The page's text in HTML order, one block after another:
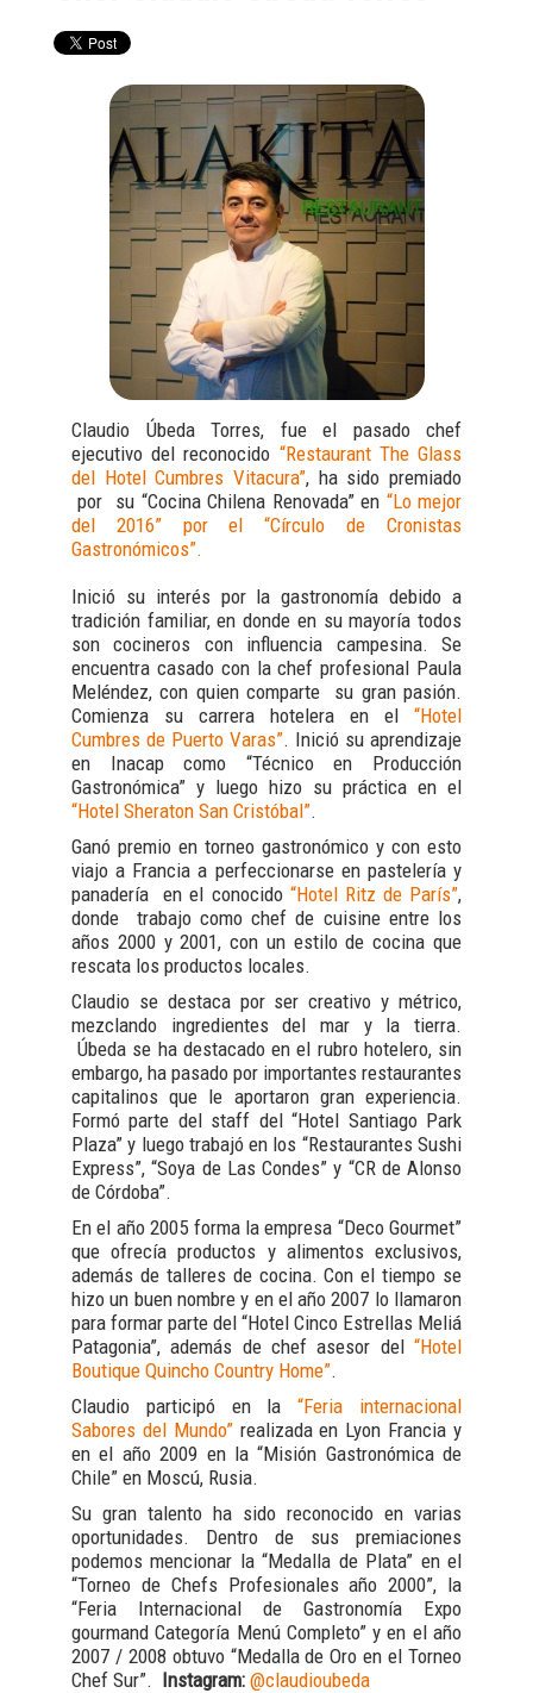
Claudio Úbeda Torres, fue el pasado chef
ejecutivo del reconocido “Restaurant The Glass
del Hotel Cumbres Vitacura”, ha sido premiado
por su “Cocina Chilena Renovada” en “Lo mejor
del 2016” por el “Círculo de Cronistas
Gastronómicos”.
Inició su interés por la gastronomía debido a
tradición familiar, en donde en su mayoría todos
son cocineros con influencia campesina. Se
encuentra casado con la chef profesional Paula
Meléndez, con quien comparte su gran pasión.
Comienza su carrera hotelera en el “Hotel
Cumbres de Puerto Varas”. Inició su aprendizaje
en Inacap como “Técnico en Producción
Gastronómica” y luego hizo su práctica en el
“Hotel Sheraton San Cristóbal”.
Ganó premio en torneo gastronómico y con esto
viajo a Francia a perfeccionarse en pastelería y
panadería en el conocido“Hotel Ritz de París”,
donde trabajo como chef de cuisine entre los
años 2000 y 2001, con un estilo de cocina que
rescata los productos locales.
Claudio se destaca por ser creativo y métrico,
mezclando ingredientes del mar y la tierra.
Úbeda se ha destacado en el rubro hotelero, sin
embargo, ha pasado por importantes restaurantes
capitalinos que le aportaron gran experiencia.
Formó parte del staff del “Hotel Santiago Park
Plaza” y luego trabajó en los “Restaurantes Sushi
Express”, “Soya de Las Condes” y “CR de Alonso
de Córdoba”.
En el año 2005 forma la empresa “Deco Gourmet”
que ofrecía productos y alimentos exclusivos,
además de talleres de cocina. Con el tiempo se
hizo un buen nombre y en el año 2007 lo llamaron
para formar parte del “Hotel Cinco Estrellas Meliá
Patagonia”, además de chef asesor del “Hotel
Boutique Quincho Country Home”.
Claudio participó en la“Feria internacional
Sabores del Mundo”realizada en Lyon Francia y
en el año 2009 en la “Misión Gastronómica de
Chile” en Moscú, Rusia.
Su gran talento ha sido reconocido en varias
oportunidades. Dentro de sus premiaciones
podemos mencionar la “Medalla de Plata” en el
“Torneo de Chefs Profesionales año 2000”, la
“Feria Internacional de Gastronomía Expo
gourmand Categoría Menú Completo” y en el año
2007 / 2008 obtuvo “Medalla de Oro en el Torneo
Chef Sur”. Instagram: @claudioubeda